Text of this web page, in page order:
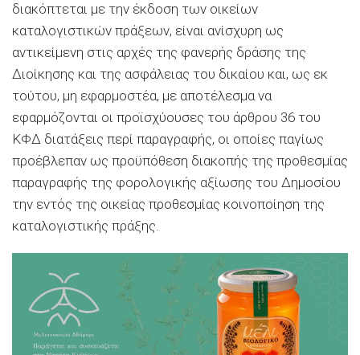
διακόπτεται με την έκδοση των οικείων
καταλογιστικών πράξεων, είναι ανίσχυρη ως
αντικείμενη στις αρχές της φανερής δράσης της
Διοίκησης και της ασφάλειας του δικαίου και, ως εκ
τούτου, μη εφαρμοστέα, με αποτέλεσμα να
εφαρμόζονται οι προϊσχύουσες του άρθρου 36 του
ΚΦΔ διατάξεις περί παραγραφής, οι οποίες παγίως
προέβλεπαν ως προϋπόθεση διακοπής της προθεσμίας
παραγραφής της φορολογικής αξίωσης του Δημοσίου
την εντός της οικείας προθεσμίας κοινοποίηση της
καταλογιστικής πράξης.